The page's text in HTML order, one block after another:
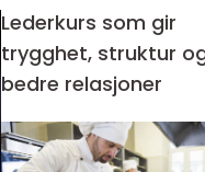
Lederkurs som gir
trygghet, struktur
bedre relasjoner